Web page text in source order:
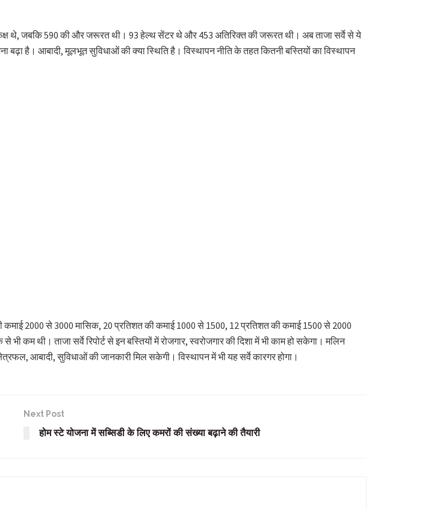
थे, जबकि 590 की और जरूरत थी। 93 हेल्थ सेंटर थे और 453 अतिरिक्त की जरूरत थी। अब ताजा सर्वे से ये
बढ़ा है। आबादी, मूलभूत सुविधाओं की क्या स्थिति है। विस्थापन नीति के तहत कितनी बस्तियों का विस्थापन
2000 से 3000 मासिक, 20 प्रतिशत की कमाई 1000 से 1500, 12 प्रतिशत की कमाई 1500 से 2000
थी। ताजा सर्वे रिपोर्ट से इन बस्तियों में रोजगार, स्वरोजगार की दिशा में भी काम हो सकेगा। मलिन
आबादी, सुविधाओं की जानकारी मिल सकेगी। विस्थापन में भी यह सर्वे कारगर होगा।
Next Post
होम स्टे योजना में सब्सिडी के लिए कमरों की संख्या बढ़ाने की तैयारी